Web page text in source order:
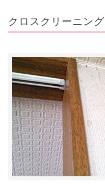
クロスクリーニング